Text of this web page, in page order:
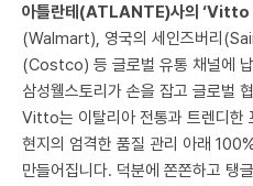
아틀란테(ATLANTE)사의 ‘Vitto
(Walmart), 영국의 세인즈버리
(Costco) 등 글로벌 유통 채널에
삼성웰스토리가 손을 잡고 글로벌
Vitto는 이탈리아 전통과 트렌디한
현지의 엄격한 품질 관리 아래
만들어집니다. 덕분에 쫀쫀하고 탱